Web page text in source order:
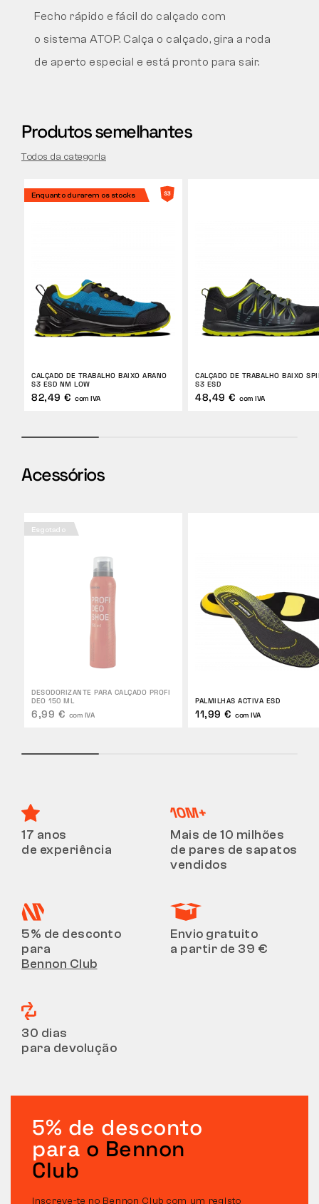
Fecho rápido e fácil do calçado com
o sistema ATOP. Calça o calçado, gira a roda
de aperto especial e está pronto para sair.
Produtos semelhantes
Todos da categoria
Enquanto durarem os stocks
CALÇADO DE TRABALHO BAIXO ARANO
S3 ESD NM LOW
82,49 € com IVA
CALÇADO DE TRABALHO BAIXO
S3 ESD
48,49 € com IVA
Acessórios
Esgotado
DESODORIZANTE PARA CALÇADO PROFI
DEO 150 ML
6,99 € com IVA
PALMILHAS ACTIVA ESD
11,99 € com IVA
17 anos
de experiência
Mais de 10 milhões
de pares de sapatos
vendidos
5% de desconto
para
Bennon Club
Envio gratuito
a partir de 39 €
30 dias
para devolução
5% de desconto
para o Bennon
Club
Inscreve-te no Bennon Club com um registo